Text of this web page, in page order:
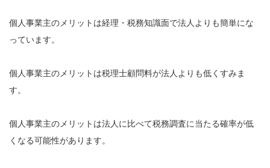
個人事業主のメリットは経理・税務知識面で法人よりも簡単にな
っています。
個人事業主のメリットは税理士顧問料が法人よりも低くすみま
す。
個人事業主のメリットは法人に比べて税務調査に当たる確率が低
くなる可能性があります。